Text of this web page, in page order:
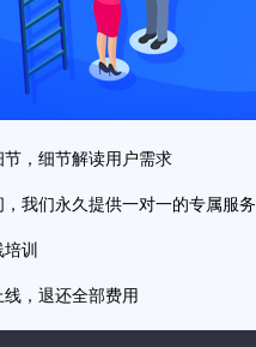
，细节解读用户需求
我们永久提供一对一的专属服务
培训
，退还全部费用